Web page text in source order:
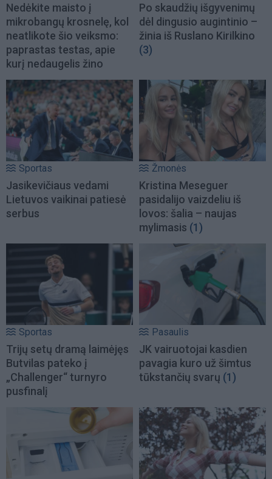
Nedėkite maisto į
mikrobangų krosnelę, kol
neatlikote šio veiksmo:
paprastas testas, apie
kurį nedaugelis žino
Po skaudžių išgyvenimų
dėl dingusio augintinio –
žinia iš Ruslano Kirilkino
(3)
Sportas
Jasikevičiaus vedami
Lietuvos vaikinai patiesė
serbus
Žmonės
Kristina Meseguer
pasidalijo vaizdeliu iš
lovos: šalia – naujas
mylimasis (1)
Sportas
Trijų setų dramą laimėjęs
Butvilas pateko į
„Challenger“ turnyro
pusfinalį
Pasaulis
JK vairuotojai kasdien
pavagia kuro už šimtus
tūkstančių svarų (1)